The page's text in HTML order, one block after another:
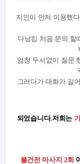
지인이 먼저 이용했
다낭킹 처음 문의 할
엄청 두서없이 질문
그러다가 대화가 길
되었습니다.저희는
불건전 마사지 2회